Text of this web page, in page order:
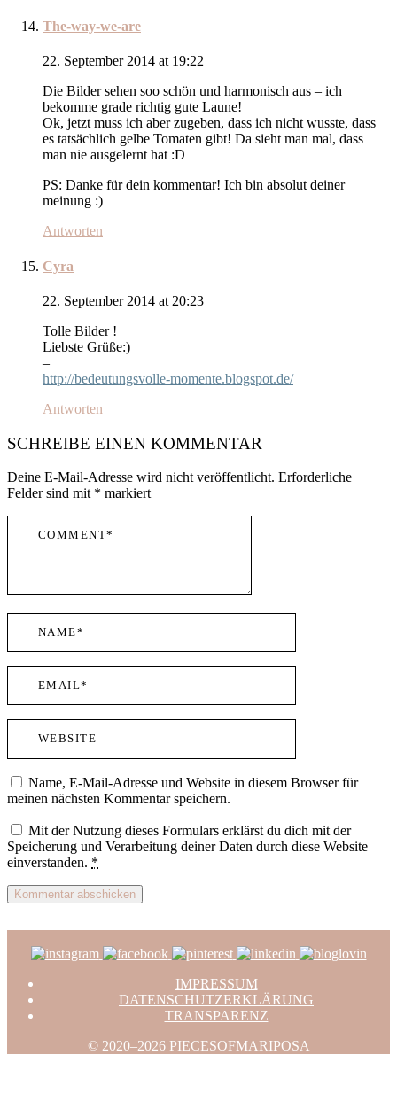
The-way-we-are
22. September 2014 at 19:22
Die Bilder sehen soo schön und harmonisch aus – ich
bekomme grade richtig gute Laune!
Ok, jetzt muss ich aber zugeben, dass ich nicht wusste, dass
es tatsächlich gelbe Tomaten gibt! Da sieht man mal, dass
man nie ausgelernt hat :D
PS: Danke für dein kommentar! Ich bin absolut deiner
meinung :)
Antworten
Cyra
22. September 2014 at 20:23
Tolle Bilder !
Liebste Grüße:)
–
http://bedeutungsvolle-momente.blogspot.de/
Antworten
SCHREIBE EINEN KOMMENTAR
Deine E-Mail-Adresse wird nicht veröffentlicht. Erforderliche
Felder sind mit * markiert
Name, E-Mail-Adresse und Website in diesem Browser für
meinen nächsten Kommentar speichern.
Mit der Nutzung dieses Formulars erklärst du dich mit der
Speicherung und Verarbeitung deiner Daten durch diese Website
einverstanden. *
IMPRESSUM
DATENSCHUTZERKLÄRUNG
TRANSPARENZ
© 2020–2026 PIECESOFMARIPOSA